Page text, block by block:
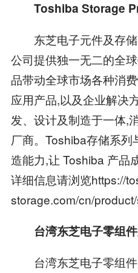
Toshiba Storage
东芝电子元件及存储
公司提供独一无二的全
品带动全球市场各种消
应用产品,以及企业解决
发、设计及制造于一体,
厂商。Toshiba存储系
造能力,让 Toshiba 产品
详细信息请浏览https://
storage.com/cn/
台湾东芝电子零组
台湾东芝电子零组件